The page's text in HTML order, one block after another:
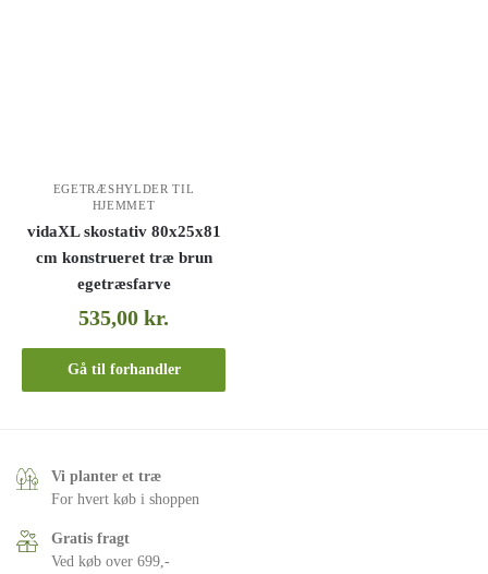
EGETRÆSHYLDER TIL
HJEMMET
vidaXL skostativ 80x25x81
cm konstrueret træ brun
egetræsfarve
535,00kr.
Gå til forhandler
Vi planter et træ
For hvert køb i shoppen
Gratis fragt
Ved køb over 699,-